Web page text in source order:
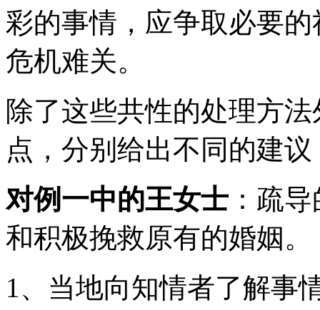
彩的事情，应争取必要
危机难关。
除了这些共性的处理方
点，分别给出不同的建议
对例一中的王女士 ：疏
和积极挽救原有的婚姻。
1、当地向知情者了解事